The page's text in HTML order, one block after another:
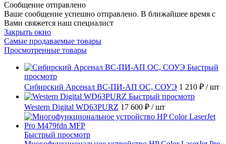
Сообщение отправлено
Ваше сообщение успешно отправлено. В ближайшее время с
Вами свяжется наш специалист
Закрыть окно
Самые продаваемые товары
Просмотренные товары
Быстрый
просмотр
Сибирский Арсенал ВС-ПИ-АП ОС, СОУЭ 1 210 ₽ / шт
Быстрый просмотр
Western Digital WD63PURZ 17 600 ₽ / шт
Быстрый просмотр